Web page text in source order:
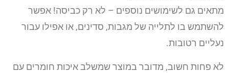
מתאים גם לשימושים נוספים – לא רק כביסה! אפשר
להשתמש בו לתלייה של מגבות, סדינים, או אפילו עבור
נעליים רטובות.
לא פחות חשוב, מדובר במוצר שמשלב איכות חומרים עם